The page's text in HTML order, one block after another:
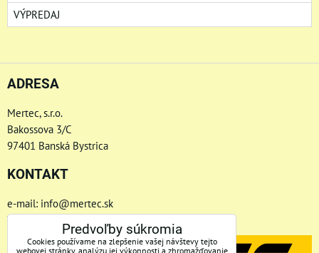
VÝPREDAJ
ADRESA
Mertec, s.r.o.
Bakossova 3/C
97401 Banská Bystrica
KONTAKT
e-mail: info@mertec.sk
Telefón: +421 48-4800 791
Predvoľby súkromia
Cookies používame na zlepšenie vašej návštevy tejto
webovej stránky, analýzu jej výkonnosti a zhromažďovanie